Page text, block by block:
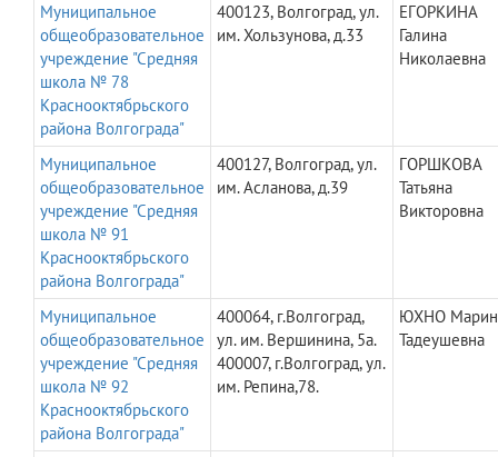
Муниципальное
общеобразовательное
учреждение "Средняя
школа № 78
Краснооктябрьского
района Волгограда"
400123, Волгоград, ул.
им. Хользунова, д.33
ЕГОРКИНА
Галина
Николаевна
Муниципальное
общеобразовательное
учреждение "Средняя
школа № 91
Краснооктябрьского
района Волгограда"
400127, Волгоград, ул.
им. Асланова, д.39
ГОРШКОВА
Татьяна
Викторовна
Муниципальное
общеобразовательное
учреждение "Средняя
школа № 92
Краснооктябрьского
района Волгограда"
400064, г.Волгоград,
ул. им. Вершинина, 5а.
400007, г.Волгоград, ул.
им. Репина,78.
ЮХНО
Тадеушевна